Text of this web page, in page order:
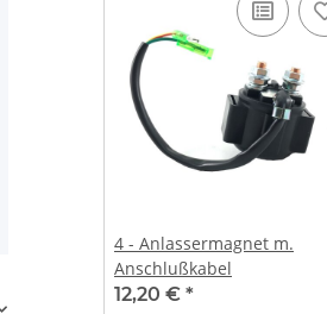
4 - Anlassermagnet m.
Anschlußkabel
12,20 € *